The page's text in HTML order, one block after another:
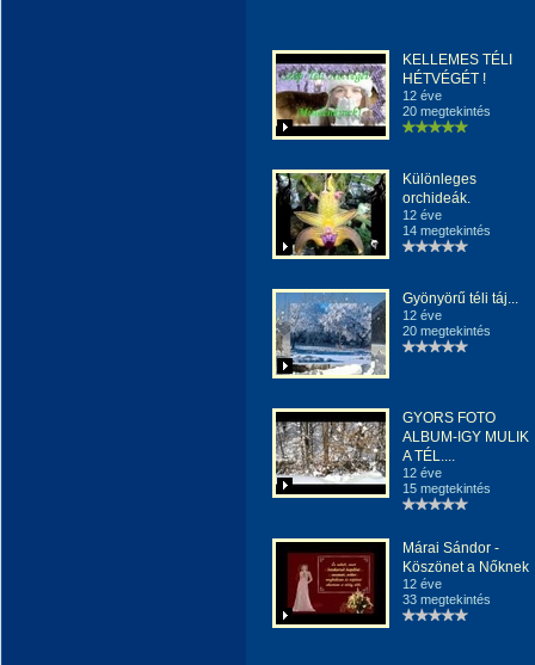
KELLEMES TÉLI
HÉTVÉGÉT !
12 éve
20 megtekintés
Különleges
orchideák.
12 éve
14 megtekintés
Gyönyörű téli táj...
12 éve
20 megtekintés
GYORS FOTO
ALBUM-IGY MULIK
A TÉL....
12 éve
15 megtekintés
Márai Sándor -
Köszönet a Nőknek
12 éve
33 megtekintés